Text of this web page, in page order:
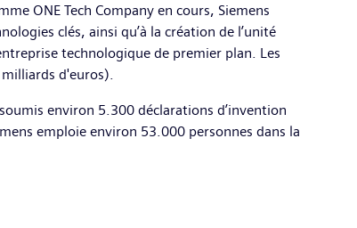
ONE Tech Company en cours, Siemens
clés, ainsi qu’à la création de l’unité
technologique de premier plan. Les
d'euros).
environ 5.300 déclarations d’invention
emploie environ 53.000 personnes dans la